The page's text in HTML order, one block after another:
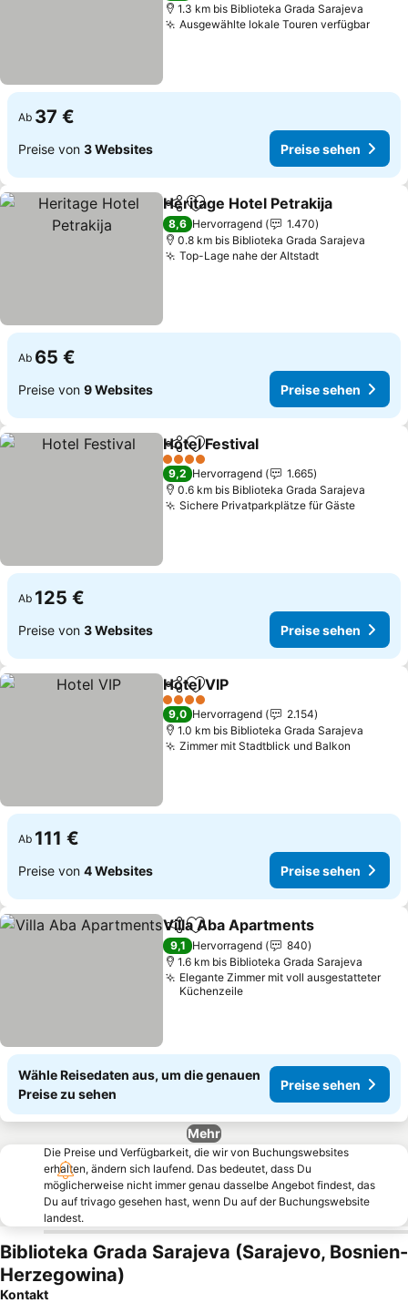
1.3 km bis Biblioteka Grada Sarajeva
Ausgewählte lokale Touren verfügbar
Ab 37 €
Preise von 3 Websites Preise sehen
TeilenZu Favoriten hinzufügen
Heritage Hotel Petrakija
8,6 Hervorragend
1.470
0.8 km bis Biblioteka Grada Sarajeva
Top-Lage nahe der AltstadtPreise sehen
Ab 65 €
Preise von 9 Websites Preise sehen
TeilenZu Favoriten hinzufügen
Hotel Festival
4 Sterne
9,2 Hervorragend
1.665
0.6 km bis Biblioteka Grada Sarajeva
Sichere Privatparkplätze für GästePreise
Ab 125 €
Preise von 3 Websites Preise sehen
TeilenZu Favoriten hinzufügen
Hotel VIP
4 Sterne
9,0 Hervorragend
2.154
1.0 km bis Biblioteka Grada Sarajeva
Zimmer mit Stadtblick und Balkon
Ab 111 €
Preise von 4 Websites Preise sehen
TeilenZu Favoriten hinzufügen
Villa Aba Apartments
9,1 Hervorragend
840
1.6 km bis Biblioteka Grada Sarajeva
Elegante Zimmer mit voll ausgestatteter
Küchenzeile
Wähle Reisedaten aus, um die genauen
Preise zu sehen
Preise sehen
Mehr
Die Preise und Verfügbarkeit, die wir von Buchungswebsites
erhalten, ändern sich laufend. Das bedeutet, dass Du
möglicherweise nicht immer genau dasselbe Angebot findest, das
Du auf trivago gesehen hast, wenn Du auf der Buchungswebsite
landest.
Biblioteka Grada Sarajeva (Sarajevo, Bosnien-
Herzegowina)
Kontakt